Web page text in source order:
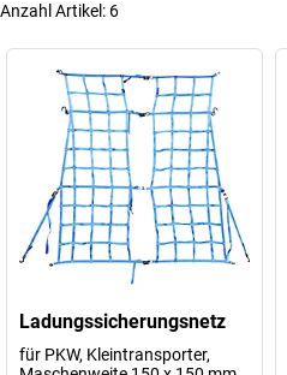
Anzahl Artikel: 6
Ladungssicherungsnetz
für PKW, Kleintransporter,